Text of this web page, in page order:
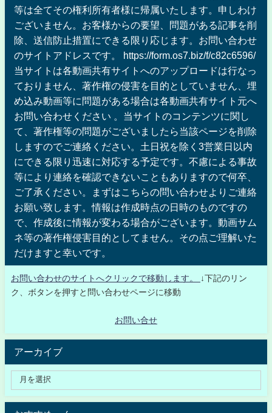
等は全てその権利所有者様に帰属いたします。申しわけ
ございません。お客様からの要望、問題がある記事を削
除、送信防止措置にできる限り応じます。お問い合わせ
のサイトアドレスです。 https://form.os7.biz/f/c82c6596/
当サイトは各動画共有サイトへのアップロードは行なっ
ておりません、著作権の侵害を目的としていません、埋
め込み動画等に問題がある場合は各動画共有サイト元へ
お問い合わせください 。当サイトのコンテンツに関し
て、著作権等の問題がございましたら当該ページを削除
しますのでご連絡ください。土日祝を除く3営業日以内
にできる限り迅速に対応する予定です。不慮による事故
等により連絡を確認できないこともありますので何卒、
ご了承ください。まずはこちらの問い合わせよりご連絡
お願い致します。情報は作成時点の日時のものですの
で、作成後に情報が変わる場合がございます。動画サム
ネ等の著作権侵害目的としてません。その点ご理解いた
だけますと幸いです。
お問い合わせのサイトへクリックで移動します。
↓下記のリン
ク、ボタンを押すと問い合わせページに移動
お問い合せ
アーカイブ